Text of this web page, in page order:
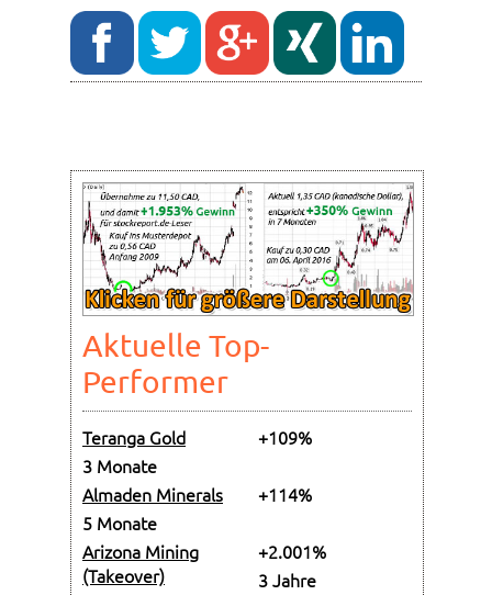
Aktuelle Top-
Performer
Teranga Gold
+109%
3 Monate
Almaden Minerals
+114%
5 Monate
Arizona Mining
(Takeover)
+2.001%
3 Jahre